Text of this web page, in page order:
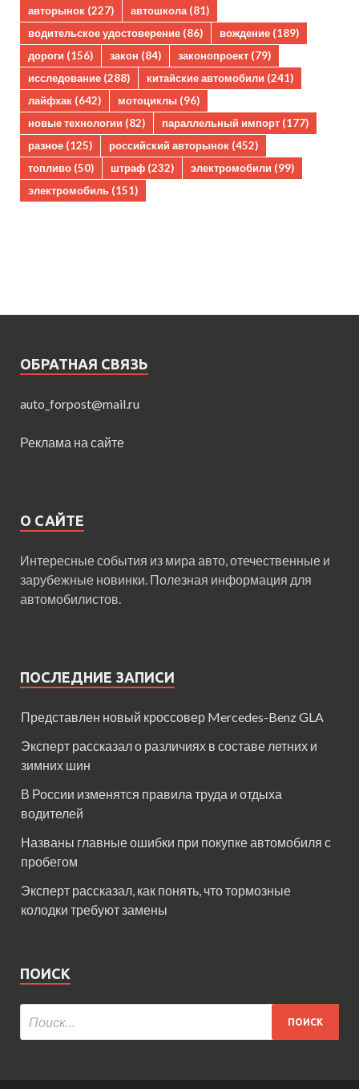
авторынок (227) автошкола(81)
водительское удостоверение (86) вождение (189)
дороги (156) закон (84) законопроект (79)
исследование (288) китайские автомобили (241)
лайфхак (642) мотоциклы (96)
новые технологии (82) параллельный импорт (177)
разное (125) российский авторынок (452)
топливо (50) штраф (232) электромобили (99)
электромобиль (151)
ОБРАТНАЯ СВЯЗЬ
auto_forpost@mail.ru
Реклама на сайте
О САЙТЕ
Интересные события из мира авто, отечественные и
зарубежные новинки. Полезная информация для
автомобилистов.
ПОСЛЕДНИЕ ЗАПИСИ
Представлен новый кроссовер Mercedes-Benz GLA
Эксперт рассказал о различиях в составе летних и
зимних шин
В России изменятся правила труда и отдыха
водителей
Названы главные ошибки при покупке автомобиля с
пробегом
Эксперт рассказал, как понять, что тормозные
колодки требуют замены
ПОИСК